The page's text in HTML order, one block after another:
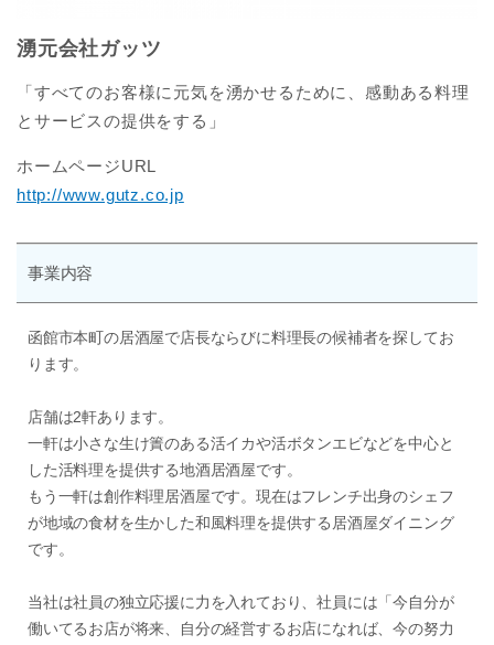
湧元会社ガッツ
「すべてのお客様に元気を湧かせるために、感動ある料理
とサービスの提供をする」
ホームページURL
http://www.gutz.co.jp
事業内容
函館市本町の居酒屋で店長ならびに料理長の候補者を探してお
ります。
店舗は2軒あります。
一軒は小さな生け簀のある活イカや活ボタンエビなどを中心と
した活料理を提供する地酒居酒屋です。
もう一軒は創作料理居酒屋です。現在はフレンチ出身のシェフ
が地域の食材を生かした和風料理を提供する居酒屋ダイニング
です。
当社は社員の独立応援に力を入れており、社員には「今自分が
働いてるお店が将来、自分の経営するお店になれば、今の努力